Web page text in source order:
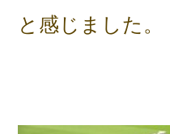
と感じました。